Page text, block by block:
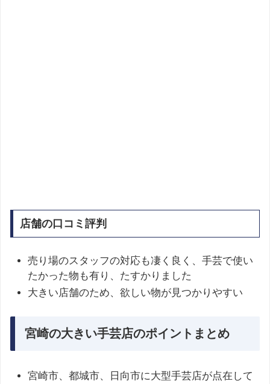
店舗の口コミ評判
売り場のスタッフの対応も凄く良く、手芸で使い
たかった物も有り、たすかりました
大きい店舗のため、欲しい物が見つかりやすい
宮崎の大きい手芸店のポイントまとめ
宮崎市、都城市、日向市に大型手芸店が点在して